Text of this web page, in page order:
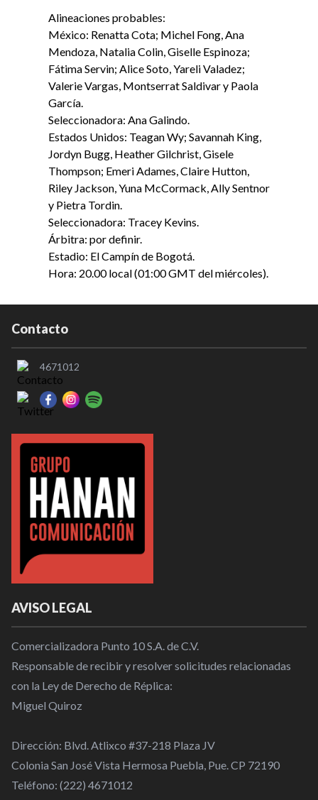
Alineaciones probables:
México: Renatta Cota; Michel Fong, Ana
Mendoza, Natalia Colin, Giselle Espinoza;
Fátima Servin; Alice Soto, Yareli Valadez;
Valerie Vargas, Montserrat Saldivar y Paola
García.
Seleccionadora: Ana Galindo.
Estados Unidos: Teagan Wy; Savannah King,
Jordyn Bugg, Heather Gilchrist, Gisele
Thompson; Emeri Adames, Claire Hutton,
Riley Jackson, Yuna McCormack, Ally Sentnor
y Pietra Tordin.
Seleccionadora: Tracey Kevins.
Árbitra: por definir.
Estadio: El Campín de Bogotá.
Hora: 20.00 local (01:00 GMT del miércoles).
Contacto
4671012
AVISO LEGAL
Comercializadora Punto 10 S.A. de C.V.
Responsable de recibir y resolver solicitudes relacionadas
con la Ley de Derecho de Réplica:
Miguel Quiroz
Dirección: Blvd. Atlixco #37-218 Plaza JV
Colonia San José Vista Hermosa Puebla, Pue. CP 72190
Teléfono: (222) 4671012